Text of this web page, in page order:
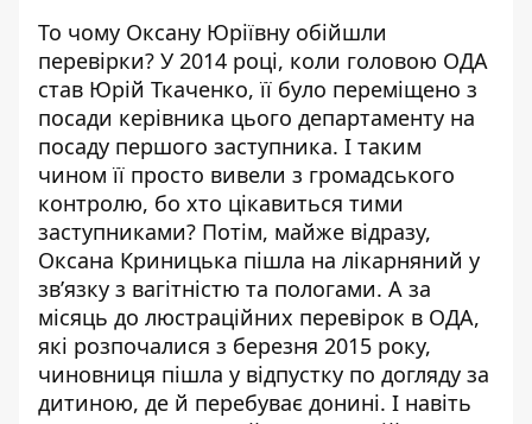
То чому Оксану Юріївну обійшли
перевірки? У 2014 році, коли головою ОДА
став Юрій Ткаченко, її було переміщено з
посади керівника цього департаменту на
посаду першого заступника. І таким
чином її просто вивели з громадського
контролю, бо хто цікавиться тими
заступниками? Потім, майже відразу,
Оксана Криницька пішла на лікарняний у
зв’язку з вагітністю та пологами. А за
місяць до люстраційних перевірок в ОДА,
які розпочалися з березня 2015 року,
чиновниця пішла у відпустку по догляду за
дитиною, де й перебуває донині. І навіть